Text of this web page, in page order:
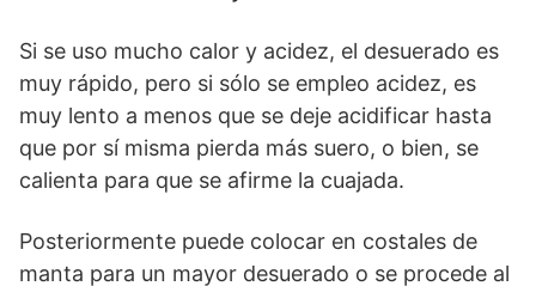
Si se uso mucho calor y acidez, el desuerado es
muy rápido, pero si sólo se empleo acidez, es
muy lento a menos que se deje acidificar hasta
que por sí misma pierda más suero, o bien, se
calienta para que se afirme la cuajada.
Posteriormente puede colocar en costales de
manta para un mayor desuerado o se procede al